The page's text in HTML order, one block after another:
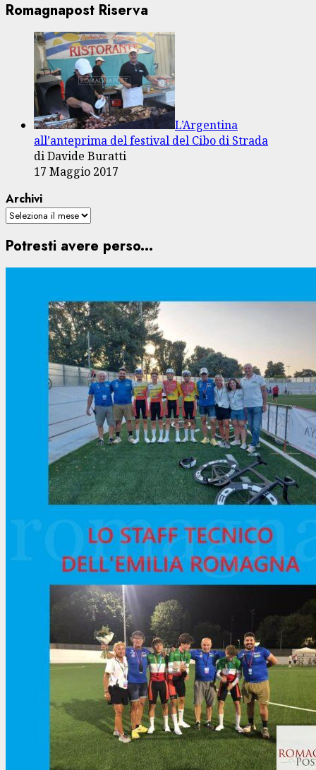
Romagnapost Riserva
L’Argentina
all’anteprima del festival del Cibo di Strada
di Davide Buratti
17 Maggio 2017
Archivi
Potresti avere perso...